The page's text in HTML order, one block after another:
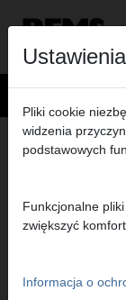
Produkty>
OSPRZĘT
REMS (ZA
Pliki cookie
widzenia
podstawowych
Funkcjonalne
zwiększyć
Informacja o